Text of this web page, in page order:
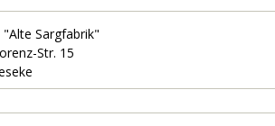
Sargfabrik"
Str. 15
/ Geseke